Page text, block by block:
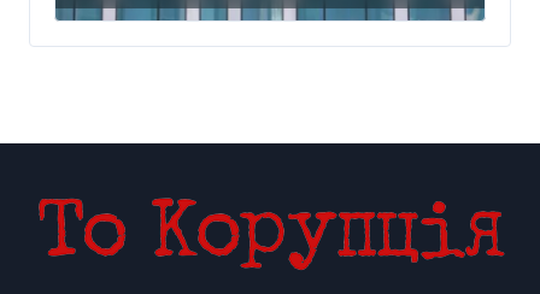
миллиарда